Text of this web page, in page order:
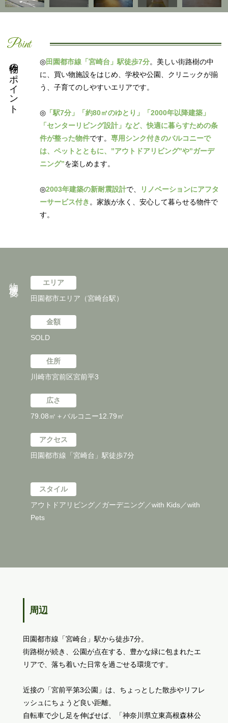
Point
物件のポイント ◎田園都市線「宮崎台」駅徒歩7分。美しい街路樹の中
に、買い物施設をはじめ、学校や公園、クリニックが揃
う、子育てのしやすいエリアです。
◎「駅7分」「約80㎡のゆとり」「2000年以降建築」
「センターリビング設計」など、快適に暮らすための条
件が整った物件です。 専用シンク付きのバルコニーで
は、ペットとともに、”アウトドアリビング”や”ガーデ
ニング”を楽しめます。
◎2003年建築の新耐震設計で、
リノベーションにアフタ
ーサービス付き 。家族が永く、安心して暮らせる物件で
す。
エリア
田園都市エリア（宮崎台駅）
金額
SOLD
住所
川崎市宮前区宮前平3
広さ
79.08㎡＋バルコニー12.79㎡
アクセス
田園都市線「宮崎台」駅徒歩7分
スタイル
アウトドアリビング／ガーデニング／with Kids／with
Pets
周辺
田園都市線「宮崎台」駅から徒歩7分。
街路樹が続き、公園が点在する、豊かな緑に包まれたエ
リアで、落ち着いた日常を過ごせる環境です。
近接の「宮前平第3公園」は、ちょっとした散歩やリフレ
ッシュにちょうど良い距離。
自転車で少し足を伸ばせば、「神奈川県立東高根森林公